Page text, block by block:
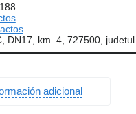
DN17, km. 4, 727500,
adicional